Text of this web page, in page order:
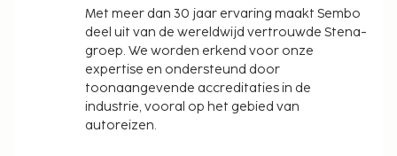
De volgende kosten dienen bij de accommodatie te
worden betaald. De kosten kunnen inclusief
toepasselijke belastingen zijn:
Borgsom: USD 250 per accommodatie, per
verblijf
Schoonmaakkosten: USD 2000 per
Met meer dan 30 jaar ervaring maakt Sembo
deel uit van de wereldwijd vertrouwde Stena-
groep. We worden erkend voor onze
expertise en ondersteund door
toonaangevende accreditaties in de
industrie, vooral op het gebied van
autoreizen.